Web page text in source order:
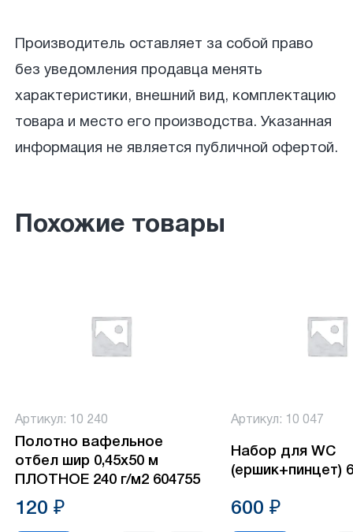
Производитель оставляет за собой право
без уведомления продавца менять
характеристики, внешний вид, комплектацию
товара и место его производства. Указанная
информация не является публичной офертой.
Похожие товары
Артикул: 10 240
Полотно вафельное
отбел шир 0,45х50 м
ПЛОТНОЕ 240 г/м2 604755
120 ₽
Артикул: 10 047
Набор для WC
(ершик+пинцет)
600 ₽